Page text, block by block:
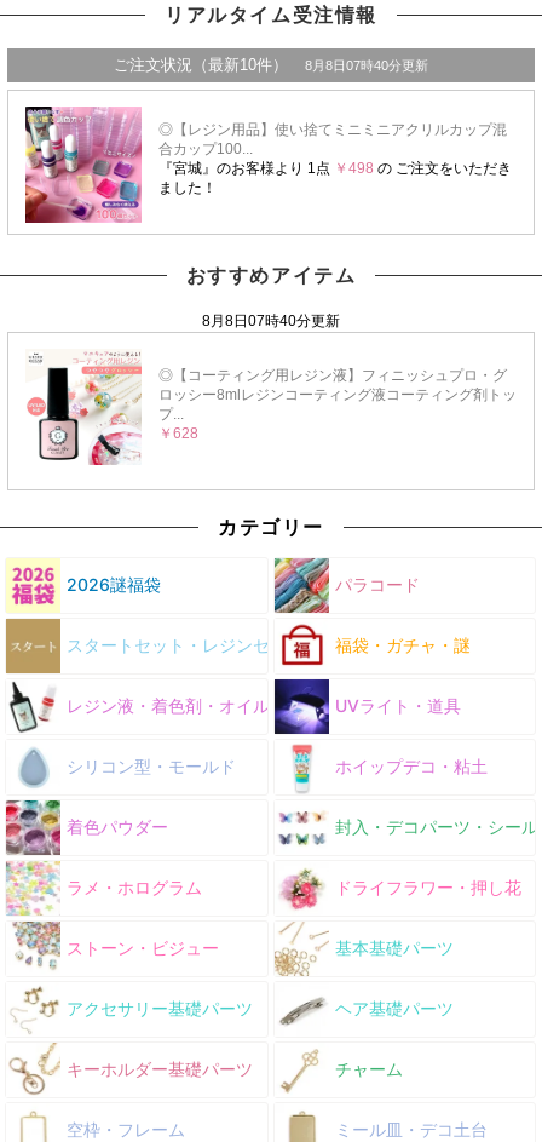
リアルタイム受注情報
おすすめアイテム
カテゴリー
2026謎福袋 パラコード
スタートセット・レジンセット 福袋・ガチャ・謎
レジン液・着色剤・オイル UVライト・道具
シリコン型・モールド ホイップデコ・粘土
着色パウダー 封入・デコパーツ・シール
ラメ・ホログラム ドライフラワー・押し花
ストーン・ビジュー 基本基礎パーツ
アクセサリー基礎パーツ ヘア基礎パーツ
キーホルダー基礎パーツ チャーム
空枠・フレーム ミール皿・デコ土台